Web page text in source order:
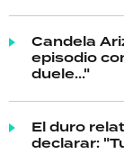
Candela
episodio
duele..."
El duro
declarar: